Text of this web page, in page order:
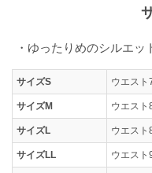
・ゆったりめのシルエッ
サイズS ウエス
サイズM ウエス
サイズL ウエス
サイズLL ウエス